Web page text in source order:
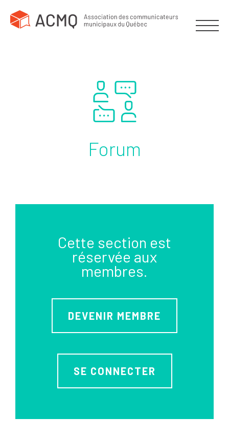
Forum
Cette section est
réservée aux
membres.
DEVENIR MEMBRE
SE CONNECTER